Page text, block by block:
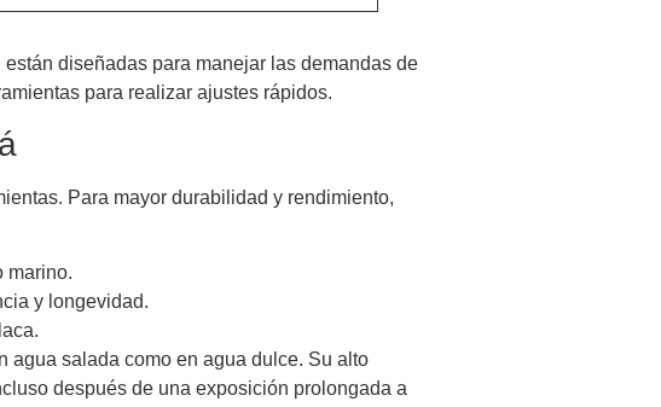
diseñadas para manejar las demandas de
para realizar ajustes rápidos.
Para mayor durabilidad y rendimiento,
marino.
y longevidad.
agua salada como en agua dulce. Su alto
después de una exposición prolongada a